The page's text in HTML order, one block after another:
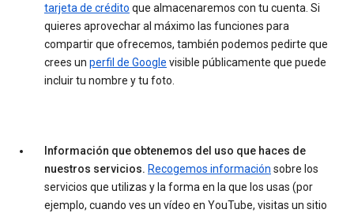
tarjeta de crédito que almacenaremos con tu cuenta. Si
quieres aprovechar al máximo las funciones para
compartir que ofrecemos, también podemos pedirte que
crees un perfil de Google visible públicamente que puede
incluir tu nombre y tu foto.
Información que obtenemos del uso que haces de
nuestros servicios. Recogemos información sobre los
servicios que utilizas y la forma en la que los usas (por
ejemplo, cuando ves un vídeo en YouTube, visitas un sitio